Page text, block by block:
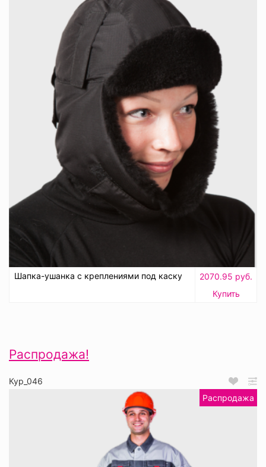
Шапка-ушанка с креплениями под каску
2070.95 руб.
Купить
Распродажа!
Кур_046
Распродажа